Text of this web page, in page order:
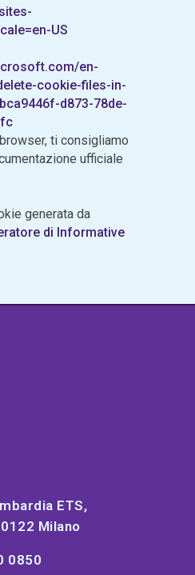
US
en-
cookie-files-in-
d873-78de-
ti consigliamo
ufficiale
generata da
di Informative
ETS,
Milano
0850